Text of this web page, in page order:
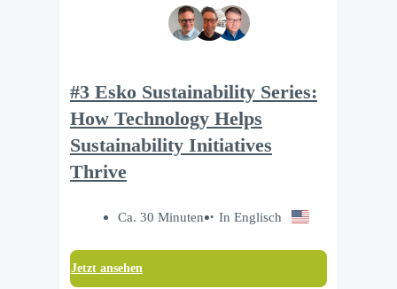
#3 Esko Sustainability Series:
How Technology Helps
Sustainability Initiatives
Thrive
Ca. 30 Minuten In Englisch
Jetzt ansehen